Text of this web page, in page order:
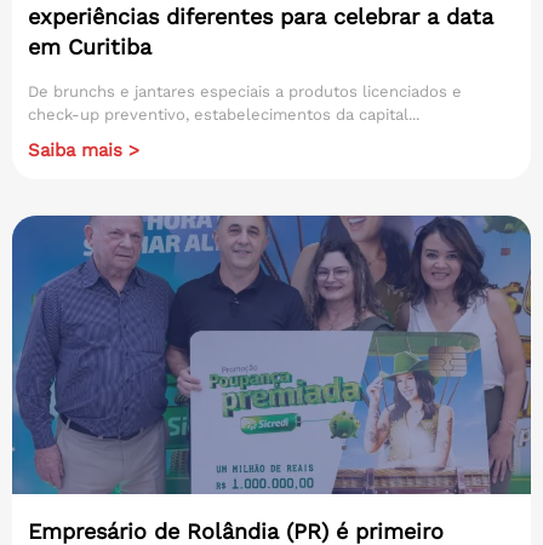
experiências diferentes para celebrar a data
em Curitiba
De brunchs e jantares especiais a produtos licenciados e
check-up preventivo, estabelecimentos da capital...
Saiba mais >
Empresário de Rolândia (PR) é primeiro